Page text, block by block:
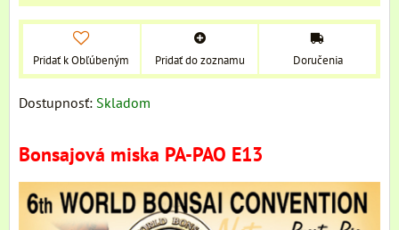
Pridať k Obľúbeným Pridať do zoznamu Doručenia
Dostupnosť: Skladom
Bonsajová miska PA-PAO E13